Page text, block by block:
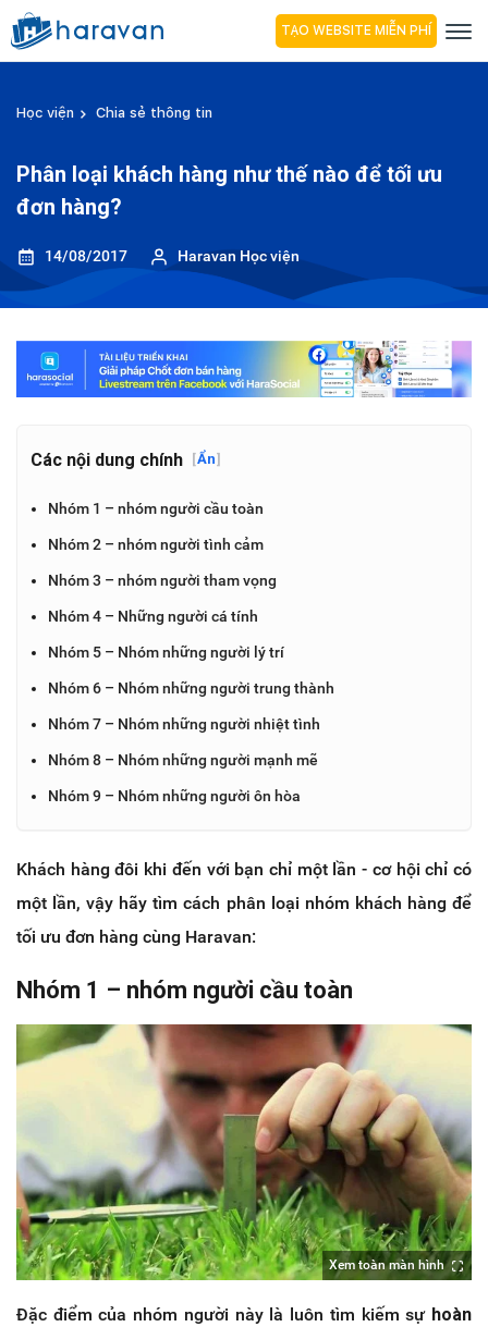
TẠO WEBSITE MIỄN PHÍ
Học viện Chia sẻ thông tin
Phân loại khách hàng như thế nào để tối ưu
đơn hàng?
14/08/2017 Haravan Học viện
Các nội dung chính [Ẩn]
Nhóm 1 – nhóm người cầu toàn
Nhóm 2 – nhóm người tình cảm
Nhóm 3 – nhóm người tham vọng
Nhóm 4 – Những người cá tính
Nhóm 5 – Nhóm những người lý trí
Nhóm 6 – Nhóm những người trung thành
Nhóm 7 – Nhóm những người nhiệt tình
Nhóm 8 – Nhóm những người mạnh mẽ
Nhóm 9 – Nhóm những người ôn hòa
Khách hàng đôi khi đến với bạn chỉ một lần - cơ hội chỉ có
một lần, vậy hãy tìm cách phân loại nhóm khách hàng để
tối ưu đơn hàng cùng Haravan:
Nhóm 1 – nhóm người cầu toàn
Xem toàn màn hình
Đặc điểm của nhóm người này là luôn tìm kiếm sự hoàn